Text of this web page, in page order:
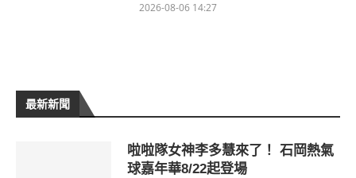
2026-08-06 14:27
最新新聞
啦啦隊女神李多慧來了！ 石岡熱氣
球嘉年華8/22起登場